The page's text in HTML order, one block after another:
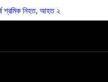
শ্রমিক নিহত, আহত ২